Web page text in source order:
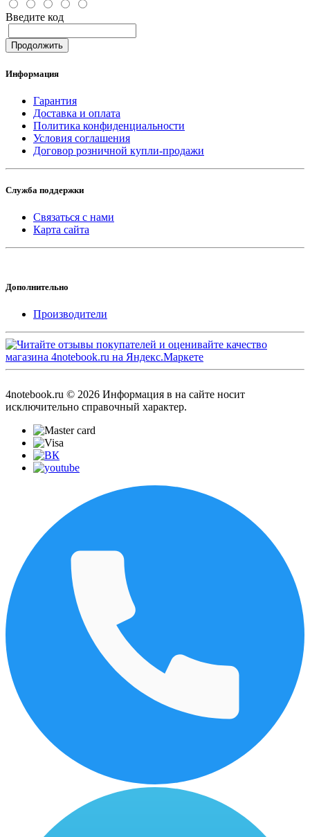
Введите код
Продолжить
Информация
Гарантия
Доставка и оплата
Политика конфиденциальности
Условия соглашения
Договор розничной купли-продажи
Служба поддержки
Связаться с нами
Карта сайта
Дополнительно
Производители
4notebook.ru © 2026 Информация в на сайте носит
исключительно справочный характер.